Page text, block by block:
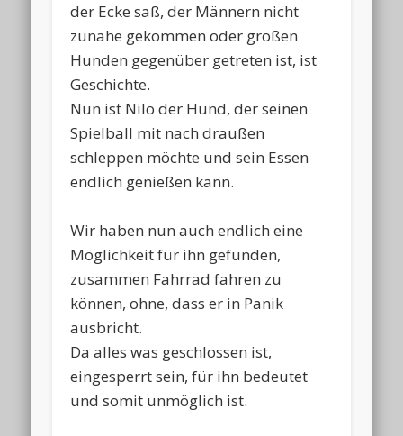
der Ecke saß, der Männern nicht
zunahe gekommen oder großen
Hunden gegenüber getreten ist, ist
Geschichte.
Nun ist Nilo der Hund, der seinen
Spielball mit nach draußen
schleppen möchte und sein Essen
endlich genießen kann.
Wir haben nun auch endlich eine
Möglichkeit für ihn gefunden,
zusammen Fahrrad fahren zu
können, ohne, dass er in Panik
ausbricht.
Da alles was geschlossen ist,
eingesperrt sein, für ihn bedeutet
und somit unmöglich ist.